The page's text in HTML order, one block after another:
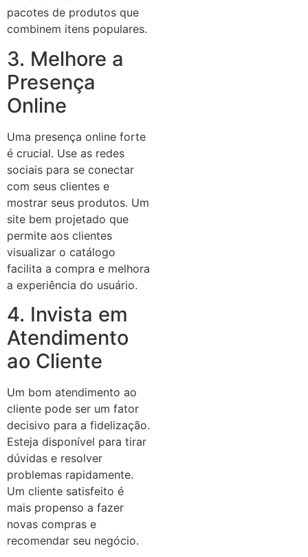
pacotes de produtos que
combinem itens populares.
3. Melhore a
Presença
Online
Uma presença online forte
é crucial. Use as redes
sociais para se conectar
com seus clientes e
mostrar seus produtos. Um
site bem projetado que
permite aos clientes
visualizar o catálogo
facilita a compra e melhora
a experiência do usuário.
4. Invista em
Atendimento
ao Cliente
Um bom atendimento ao
cliente pode ser um fator
decisivo para a fidelização.
Esteja disponível para tirar
dúvidas e resolver
problemas rapidamente.
Um cliente satisfeito é
mais propenso a fazer
novas compras e
recomendar seu negócio.